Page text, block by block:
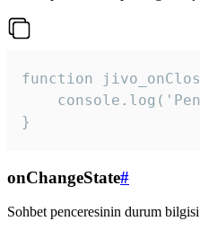
function
}
onChangeState#
Sohbet penceresinin durum bilgisi